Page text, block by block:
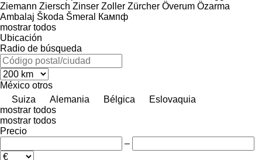
Ziemann Ziersch Zinser Zoller Zürcher Överum Özarma
Ambalaj Škoda Šmeral
Кампф
mostrar todos
Ubicación
Radio de búsqueda
México otros
Suiza
Alemania Bélgica
Eslovaquia
mostrar todos
mostrar todos
Precio
–